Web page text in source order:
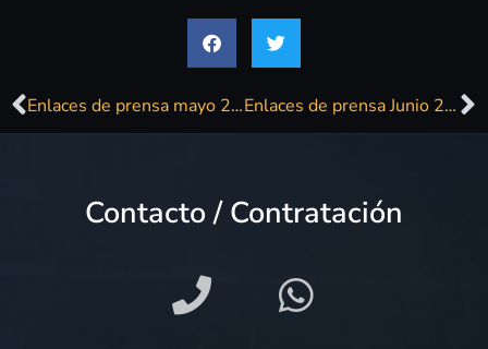
Enlaces de prensa mayo 2026 Enlaces de prensa Junio 2026
Contacto / Contratación